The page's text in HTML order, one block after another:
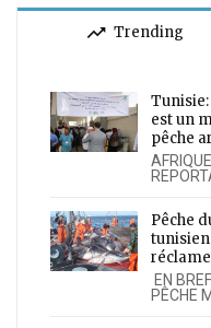
trending_up Trending
est un
pêche
Pêche
EN BREF
PÊCHE